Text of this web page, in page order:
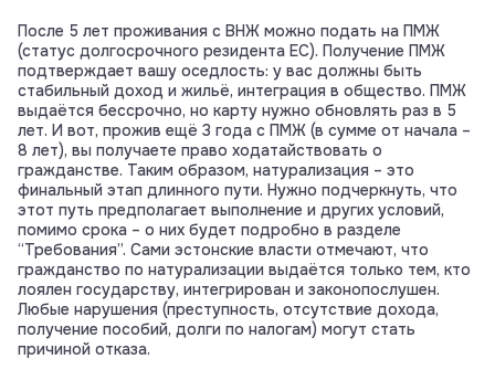
После 5 лет проживания с ВНЖ можно подать на ПМЖ
(статус долгосрочного резидента ЕС). Получение ПМЖ
подтверждает вашу оседлость: у вас должны быть
стабильный доход и жильё, интеграция в общество. ПМЖ
выдаётся бессрочно, но карту нужно обновлять раз в 5
лет. И вот, прожив ещё 3 года с ПМЖ (в сумме от начала –
8 лет), вы получаете право ходатайствовать о
гражданстве. Таким образом, натурализация – это
финальный этап длинного пути. Нужно подчеркнуть, что
этот путь предполагает выполнение и других условий,
помимо срока – о них будет подробно в разделе
“Требования”. Сами эстонские власти отмечают, что
гражданство по натурализации выдаётся только тем, кто
лоялен государству, интегрирован и законопослушен.
Любые нарушения (преступность, отсутствие дохода,
получение пособий, долги по налогам) могут стать
причиной отказа.